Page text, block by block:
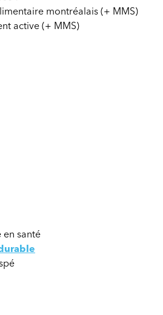
montréalais (+ MMS)
active (+ MMS)
en santé